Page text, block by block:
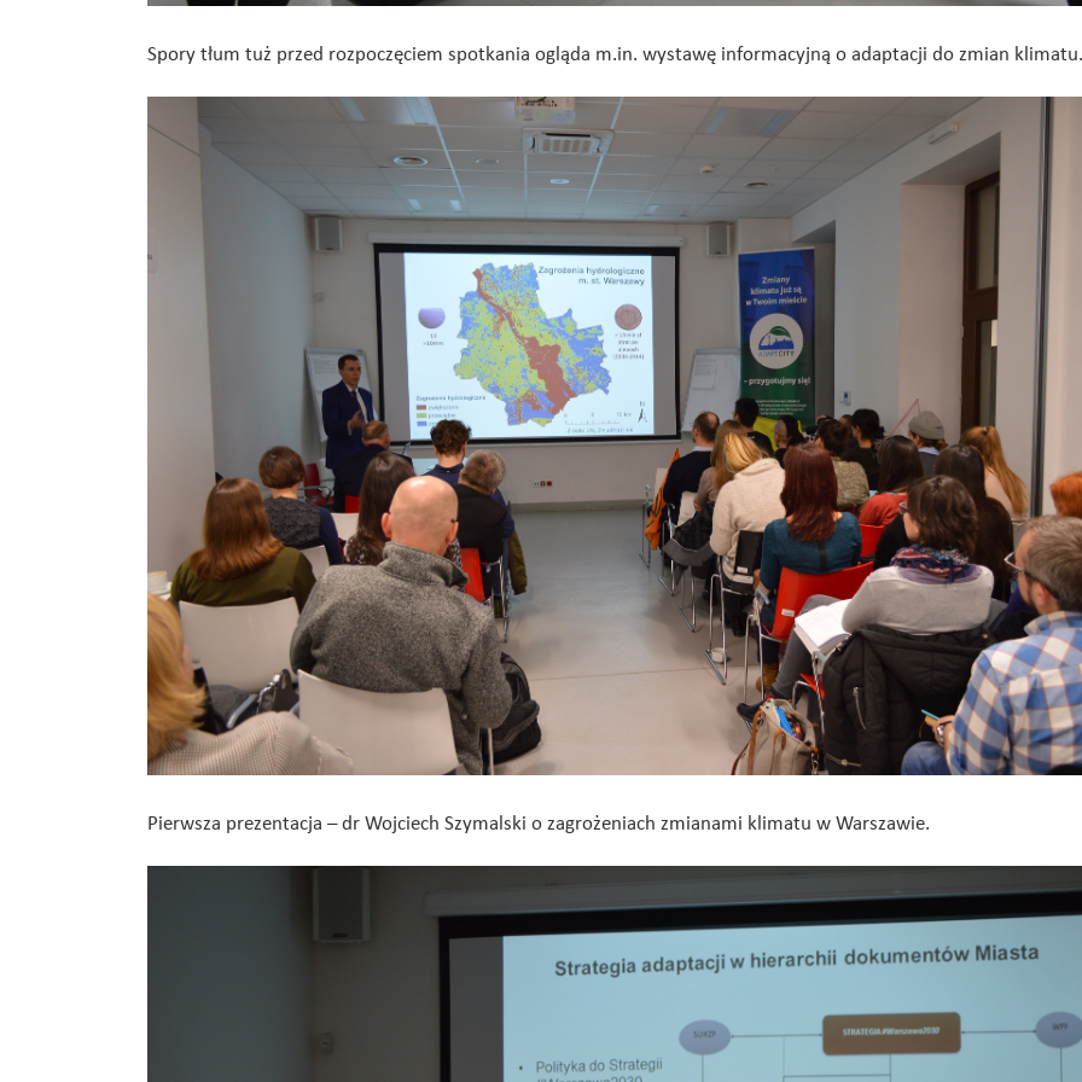
Spory tłum tuż przed rozpoczęciem spotkania ogląda m.in. wystawę informacyjną o adaptacji do zmian klimatu.
Pierwsza prezentacja – dr Wojciech Szymalski o zagrożeniach zmianami klimatu w Warszawie.